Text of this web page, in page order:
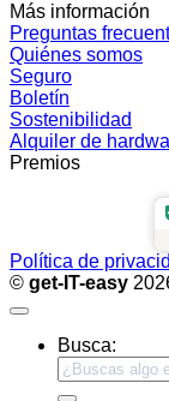
Más información
Preguntas
Quiénes somos
Seguro
Boletín
Sostenibilidad
Alquiler de
Premios
Política de
© get-IT-easy
Busca: